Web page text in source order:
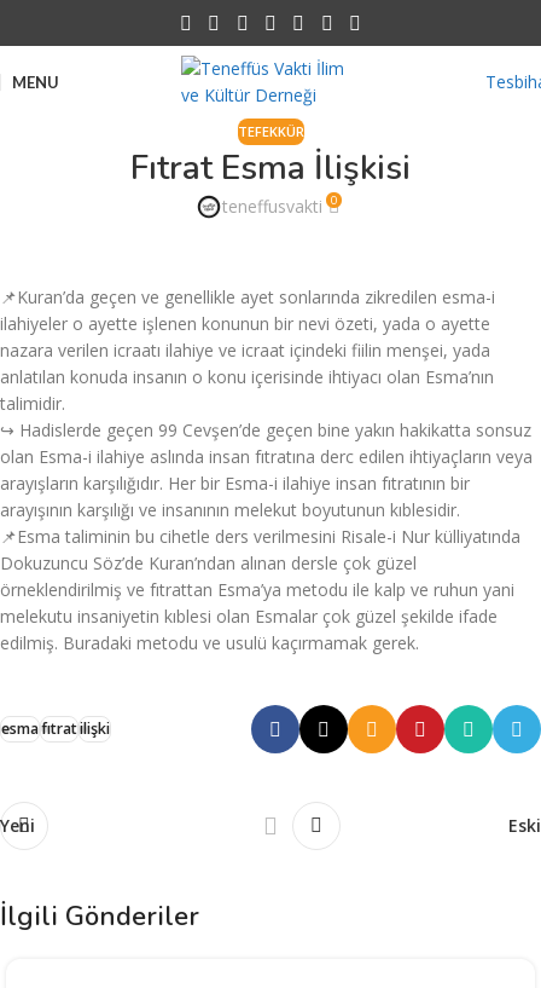
MENU
TEFEKKÜR
Fıtrat Esma İlişkisi
teneffusvakti 0
📌Kuran’da geçen ve genellikle ayet sonlarında zikredilen esma-i
ilahiyeler o ayette işlenen konunun bir nevi özeti, yada o ayette
nazara verilen icraatı ilahiye ve icraat içindeki fiilin menşei, yada
anlatılan konuda insanın o konu içerisinde ihtiyacı olan Esma’nın
talimidir.
↪️ Hadislerde geçen 99 Cevşen’de geçen bine yakın hakikatta sonsuz
olan Esma-i ilahiye aslında insan fıtratına derc edilen ihtiyaçların veya
arayışların karşılığıdır. Her bir Esma-i ilahiye insan fıtratının bir
arayışının karşılığı ve insanının melekut boyutunun kıblesidir.
📌Esma taliminin bu cihetle ders verilmesini Risale-i Nur külliyatında
Dokuzuncu Söz’de Kuran’ndan alınan dersle çok güzel
örneklendirilmiş ve fıtrattan Esma’ya metodu ile kalp ve ruhun yani
melekutu insaniyetin kıblesi olan Esmalar çok güzel şekilde ifade
edilmiş. Buradaki metodu ve usulü kaçırmamak gerek.
esmafıtratilişki
Yeni Eski
İlgili Gönderiler